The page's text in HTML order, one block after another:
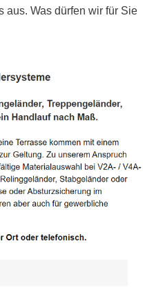
aus. Was dürfen wir für Sie